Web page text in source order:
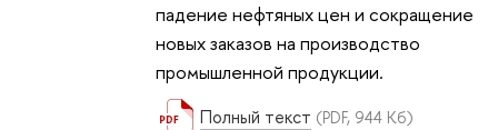
падение нефтяных цен и сокращение
новых заказов на производство
промышленной продукции.
Полный текст (PDF, 944 Кб)